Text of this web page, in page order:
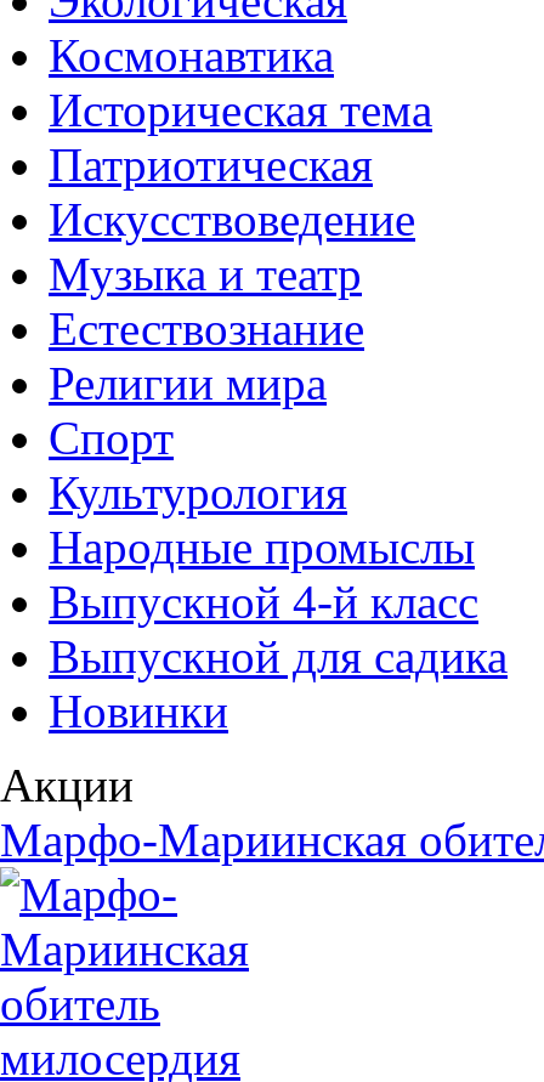
Космонавтика
Историческая тема
Патриотическая
Искусствоведение
Музыка и театр
Естествознание
Религии мира
Спорт
Культурология
Народные промыслы
Выпускной 4-й класс
Выпускной для садика
Новинки
Акции
Марфо-Мариинская